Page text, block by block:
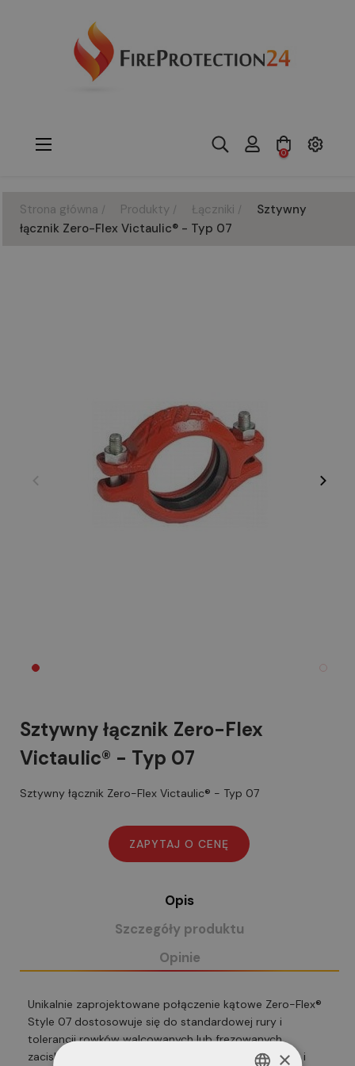
Toggle
navigation
☰ 0
Strona główna Produkty Łączniki
Sztywny
łącznik Zero-Flex Victaulic® - Typ 07
Sztywny łącznik Zero-Flex
Victaulic® - Typ 07
Sztywny łącznik Zero-Flex Victaulic® - Typ 07
Opis
Szczegóły produktu
Opinie
Unikalnie zaprojektowane połączenie kątowe Zero-Flex®
Style 07 dostosowuje się do standardowej rury i
tolerancji rowków walcowanych lub frezowanych,
zaciskając rury i stawiając opór obciążeniom giętym i
×